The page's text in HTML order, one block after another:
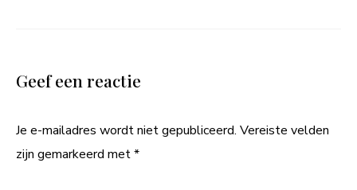
Geef een reactie
Je e-mailadres wordt niet gepubliceerd. Vereiste velden
zijn gemarkeerd met*